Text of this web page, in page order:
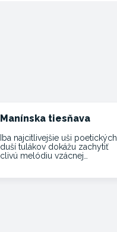
Manínska tiesňava
Iba najcitlivejšie uši poetických
duší tulákov dokážu zachytiť
clivú melódiu vzácnej…